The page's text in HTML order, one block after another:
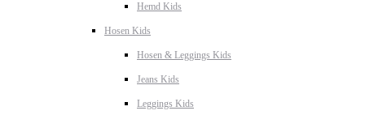
Hemd Kids
Hosen Kids
Hosen & Leggings Kids
Jeans Kids
Leggings Kids